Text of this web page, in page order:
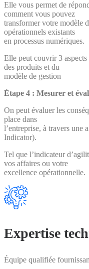
Elle vous permet de
comment vous pouvez
transformer votre modèle
opérationnels existants
en processus numériques.
Elle peut couvrir 3
des produits et du
modèle de gestion
Étape 4 : Mesurer et
On peut évaluer les
place dans
l’entreprise, à travers une
Indicator).
Tel que l’indicateur
vos affaires ou votre
excellence opérationnelle.
Expertise
Équipe qualifiée